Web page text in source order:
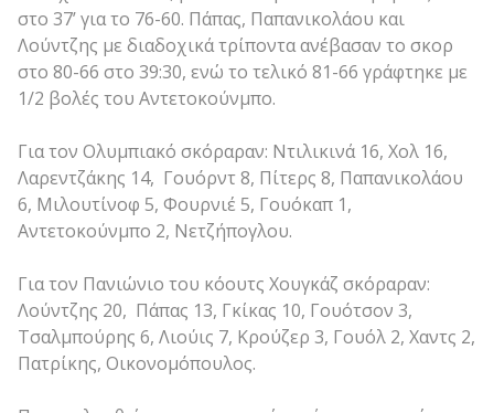
στο 37’ για το 76-60. Πάπας, Παπανικολάου και
Λούντζης με διαδοχικά τρίποντα ανέβασαν το σκορ
στο 80-66 στο 39:30, ενώ το τελικό 81-66 γράφτηκε με
1/2 βολές του Αντετοκούνμπο.
Για τον Ολυμπιακό σκόραραν: Ντιλικινά 16, Χολ 16,
Λαρεντζάκης 14, Γουόρντ 8, Πίτερς 8, Παπανικολάου
6, Μιλουτίνοφ 5, Φουρνιέ 5, Γουόκαπ 1,
Αντετοκούνμπο 2, Νετζήπογλου.
Για τον Πανιώνιο του κόουτς Χουγκάζ σκόραραν:
Λούντζης 20, Πάπας 13, Γκίκας 10, Γουότσον 3,
Τσαλμπούρης 6, Λιούις 7, Κρούζερ 3, Γουόλ 2, Χαντς 2,
Πατρίκης, Οικονομόπουλος.